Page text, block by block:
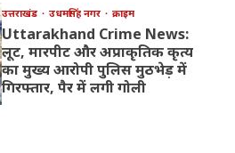
उत्तराखंड उधमसिंह नगर क्राइम
Uttarakhand Crime News:
लूट, मारपीट और अप्राकृतिक कृत्य
का मुख्य आरोपी पुलिस मुठभेड़ में
गिरफ्तार, पैर में लगी गोली